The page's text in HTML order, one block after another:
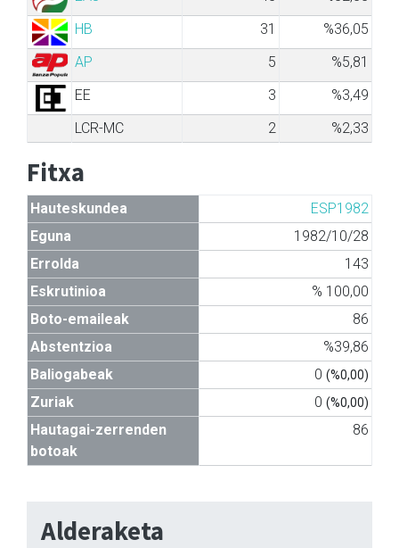
HB
31
%36,05
AP
5
%5,81
EE
3
%3,49
LCR-MC
2 %2,33
Fitxa
Hauteskundea
ESP1982
Eguna
1982/10/28
Errolda
143
Eskrutinioa
% 100,00
Boto-emaileak
86
Abstentzioa
%39,86
Baliogabeak
0 (%0,00)
Zuriak 0 (%0,00)
Hautagai-zerrenden
botoak
86
Alderaketa